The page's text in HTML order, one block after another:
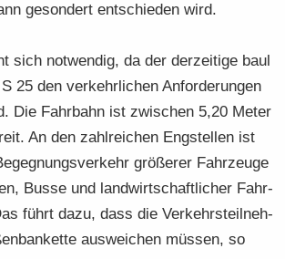
ge­son­dert ent­schie­den wird.
sich not­wen­dig, da der der­zei­ti­ge bau­l
25 den ver­kehr­li­chen An­for­de­run­gen
Die Fahr­bahn ist zwi­schen 5,20 Meter
An den zahl­rei­chen Eng­stel­len ist
grö­ße­rer Fahr­zeu­ge
Busse und land­wirt­schaft­li­cher Fahr­
führt dazu, dass die Ver­kehrs­teil­neh­
aus­wei­chen müs­sen, so